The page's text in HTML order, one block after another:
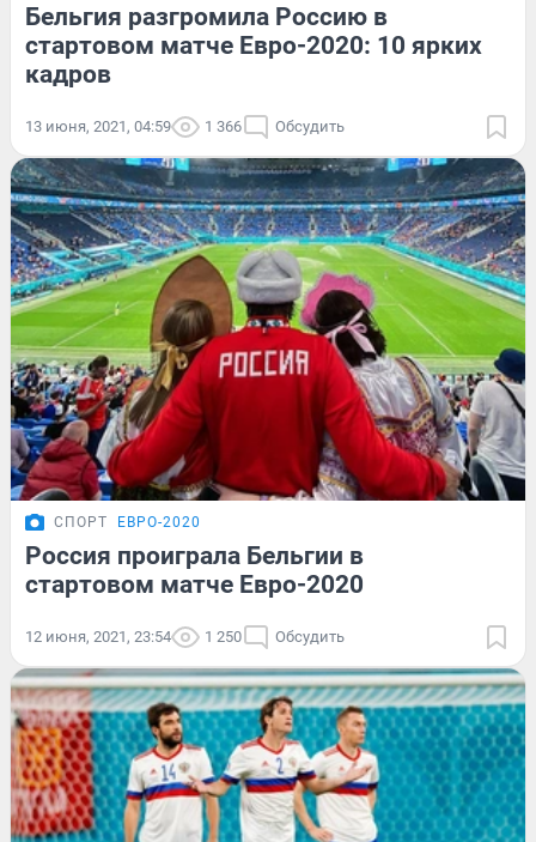
Бельгия разгромила Россию в
стартовом матче Евро-2020: 10 ярких
кадров
13 июня, 2021, 04:59 1 366 Обсудить
СПОРТ ЕВРО-2020
Россия проиграла Бельгии в
стартовом матче Евро-2020
12 июня, 2021, 23:54 1 250 Обсудить